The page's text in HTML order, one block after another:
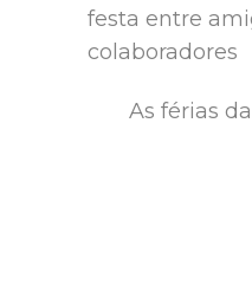
festa entre
colaboradores
As férias